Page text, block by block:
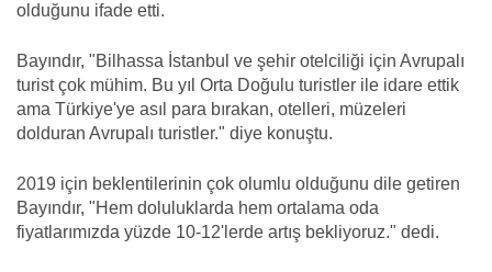
olduğunu ifade etti.
Bayındır, "Bilhassa İstanbul ve şehir otelciliği için Avrupalı
turist çok mühim. Bu yıl Orta Doğulu turistler ile idare ettik
ama Türkiye'ye asıl para bırakan, otelleri, müzeleri
dolduran Avrupalı turistler." diye konuştu.
2019 için beklentilerinin çok olumlu olduğunu dile getiren
Bayındır, "Hem doluluklarda hem ortalama oda
fiyatlarımızda yüzde 10-12'lerde artış bekliyoruz." dedi.